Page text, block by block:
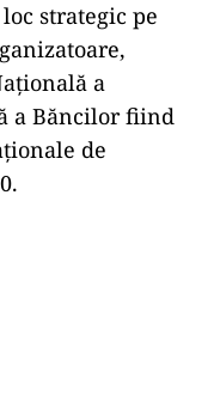
strategic pe
a
a Băncilor fiind
de